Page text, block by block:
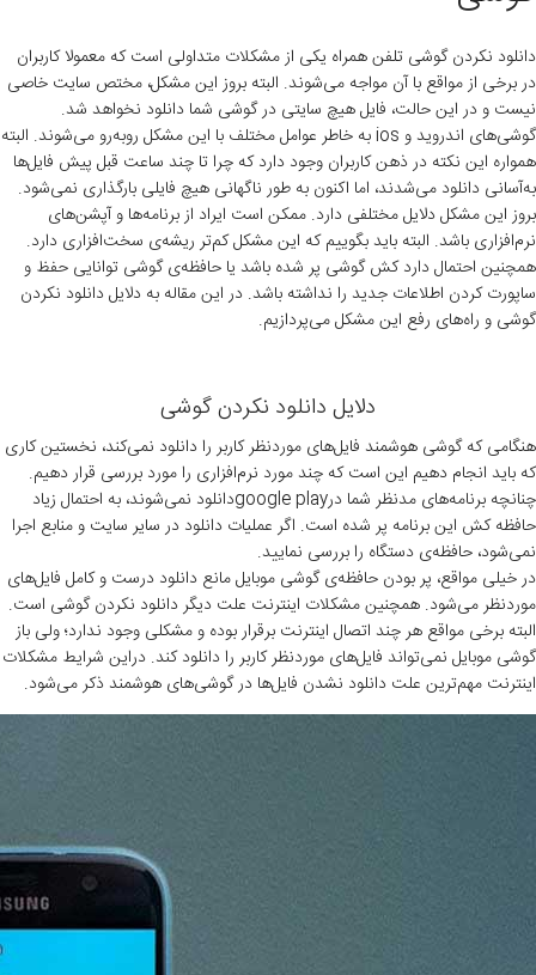
دانلود نکردن گوشی تلفن همراه یکی از مشکلات متداولی است که معمولا کاربران
در برخی از مواقع با آن مواجه می‌شوند. البته بروز این مشکل، مختص سایت خاصی
نیست و در این حالت، فایل هیچ سایتی در گوشی شما دانلود نخواهد شد.
گوشی‌های اندروید و ios به‌ خاطر عوامل مختلف با این مشکل روبه‌رو می‌شوند. البته
همواره این نکته در ذهن کاربران وجود دارد که چرا تا چند ساعت قبل پیش فایل‌ها
به‌آسانی دانلود می‌شدند، اما اکنون به‌ طور ناگهانی هیچ فایلی بارگذاری نمی‌شود.
بروز این مشکل دلایل مختلفی دارد. ممکن است ایراد از برنامه‌ها و آپشن‌های
نرم‌افزاری باشد. البته باید بگوییم که این مشکل کم‌تر ریشه‌ی سخت‌افزاری دارد.
همچنین احتمال دارد کش گوشی پر شده باشد یا حافظه‌ی گوشی توانایی حفظ و
ساپورت کردن اطلاعات جدید را نداشته باشد. در این مقاله به دلایل دانلود نکردن
گوشی و راه‌های رفع این مشکل می‌پردازیم.
دلایل دانلود نکردن گوشی
هنگامی‌ که گوشی هوشمند فایل‌های موردنظر کاربر را دانلود نمی‌کند، نخستین کاری
که باید انجام دهیم این است که چند مورد نرم‌افزاری را مورد بررسی قرار دهیم.
چنانچه برنامه‌های مدنظر شما درgoogle playدانلود نمی‌شوند، به احتمال زیاد
حافظه کش این برنامه پر شده است. اگر عملیات دانلود در سایر سایت و منابع اجرا
نمی‌شود، حافظه‌ی دستگاه را بررسی نمایید.
در خیلی مواقع، پر بودن حافظه‌ی گوشی موبایل مانع دانلود درست و کامل فایل‌های
موردنظر می‌شود. همچنین مشکلات اینترنت علت دیگر دانلود نکردن گوشی است.
البته برخی مواقع هر چند اتصال اینترنت برقرار بوده و مشکلی وجود ندارد؛ ولی باز
گوشی موبایل نمی‌تواند فایل‌های موردنظر کاربر را دانلود کند. دراین شرایط مشکلات
اینترنت مهم‌ترین علت دانلود نشدن فایل‌ها در گوشی‌های هوشمند ذکر می‌شود.